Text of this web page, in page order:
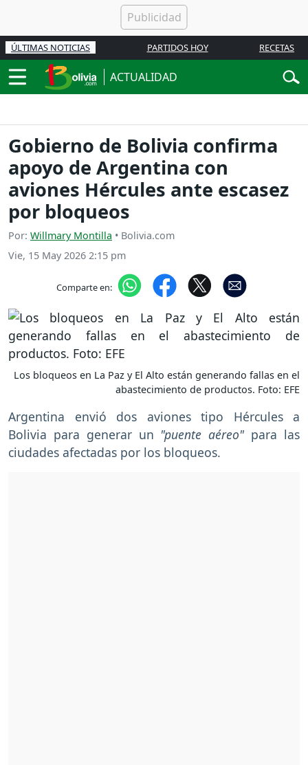
ÚLTIMAS NOTICIAS PARTIDOS HOY RECETAS
ACTUALIDAD
Gobierno de Bolivia confirma
apoyo de Argentina con
aviones Hércules ante escasez
por bloqueos
Por: Willmary Montilla • Bolivia.com
Vie, 15 May 2026 2:15 pm
Comparte en:
Los bloqueos en La Paz y El Alto están generando fallas en el
abastecimiento de productos. Foto: EFE
Argentina envió dos aviones tipo Hércules a
Bolivia para generar un "puente aéreo" para las
ciudades afectadas por los bloqueos.